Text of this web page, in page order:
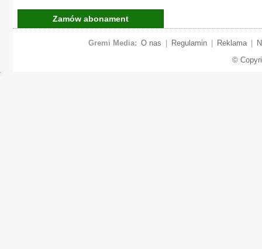
Zamów abonament
Gremi Media: O nas Regulamin Reklama
©